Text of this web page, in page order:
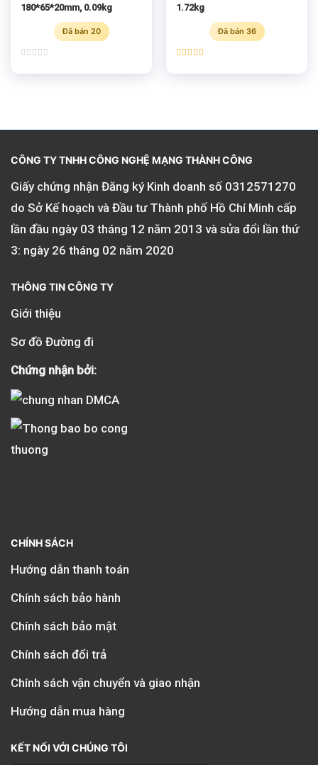
180*65*20mm, 0.09kg
Đã bán 20
xếp
1.72kg
Đã bán 36
hạng5.00
CÔNG TY TNHH CÔNG NGHỆ MẠNG THÀNH CÔNG
Giấy chứng nhận Đăng ký Kinh doanh số 0312571270
do Sở Kế hoạch và Đầu tư Thành phố Hồ Chí Minh cấp
lần đầu ngày 03 tháng 12 năm 2013 và sửa đổi lần thứ
3: ngày 26 tháng 02 năm 2020
THÔNG TIN CÔNG TY
Giới thiệu
Sơ đồ Đường đi
Chứng nhận bởi:
CHÍNH SÁCH
Hướng dẫn thanh toán
Chính sách bảo hành
Chính sách bảo mật
Chính sách đổi trả
Chính sách vận chuyển và giao nhận
Hướng dẫn mua hàng
KẾT NỐI VỚI CHÚNG TÔI